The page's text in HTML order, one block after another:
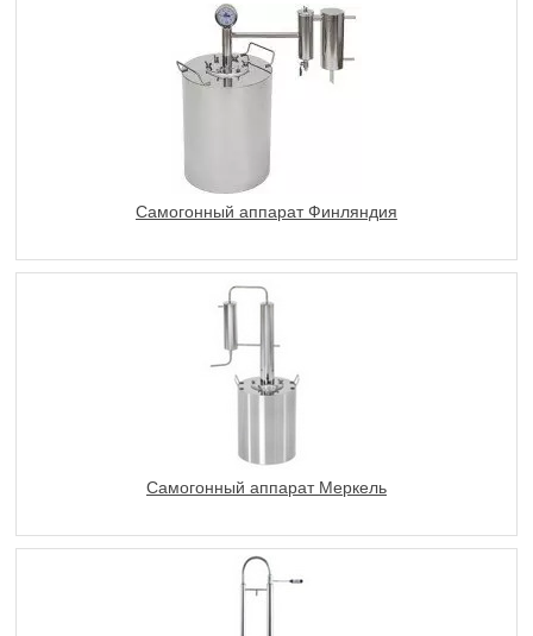
Самогонный аппарат Финляндия
Самогонный аппарат Меркель